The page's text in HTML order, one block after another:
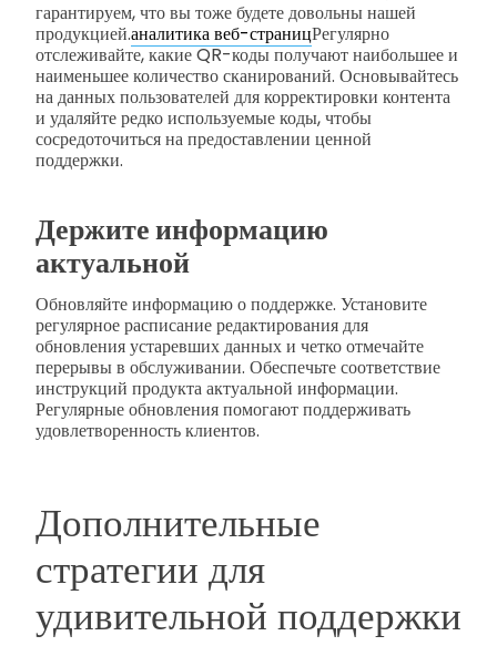
гарантируем, что вы тоже будете довольны нашей
продукцией.аналитика веб-страницРегулярно
отслеживайте, какие QR-коды получают наибольшее и
наименьшее количество сканирований. Основывайтесь
на данных пользователей для корректировки контента
и удаляйте редко используемые коды, чтобы
сосредоточиться на предоставлении ценной
поддержки.
Держите информацию
актуальной
Обновляйте информацию о поддержке. Установите
регулярное расписание редактирования для
обновления устаревших данных и четко отмечайте
перерывы в обслуживании. Обеспечьте соответствие
инструкций продукта актуальной информации.
Регулярные обновления помогают поддерживать
удовлетворенность клиентов.
Дополнительные
стратегии для
удивительной поддержки